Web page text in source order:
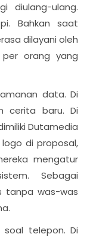
diulang-ulang.
Bahkan saat
dilayani oleh
orang yang
data. Di
cerita baru. Di
Dutamedia
di proposal,
mengatur
Sebagai
tanpa was-was
soal telepon. Di